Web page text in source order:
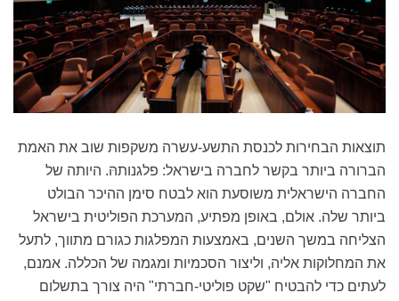
תוצאות הבחירות לכנסת התשע-עשרה משקפות שוב את האמת
הברורה ביותר בקשר לחברה בישראל: פלגנותהּ. היותה של
החברה הישראלית משוסעת הוא לבטח סימן ההיכר הבולט
ביותר שלה. אולם, באופן מפתיע, המערכת הפוליטית בישראל
הצליחה במשך השנים, באמצעות המפלגות כגורם מתווך, לתעל
את המחלוקות אליה, וליצור הסכמיות ומגמה של הכללה. אמנם,
לעתים כדי להבטיח "שקט פוליטי-חברתי" היה צורך בתשלום